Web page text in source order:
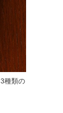
種類の